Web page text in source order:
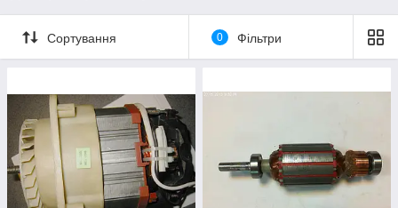
Сортування 0 Фільтри